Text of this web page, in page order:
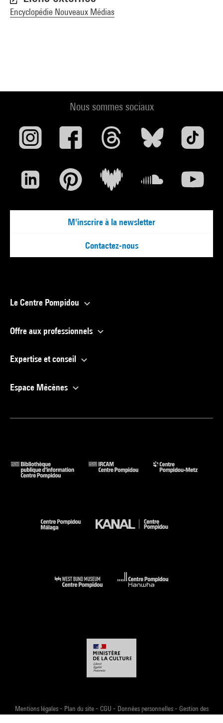
Encyclopédie Nouveaux Médias
Nous sommes sociaux
M'inscrire à la newsletter
Contactez-nous
Le Centre Pompidou
Offre aux professionnels
Expertise et conseil
Espace Mécènes
Mentions légales- Plan du site- CGU - Données personnelles- Gestion des